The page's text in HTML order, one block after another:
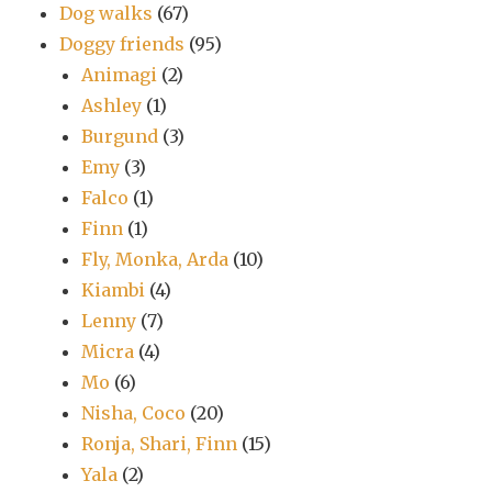
Dog walks (67)
Doggy friends (95)
Animagi (2)
Ashley (1)
Burgund (3)
Emy (3)
Falco (1)
Finn (1)
Fly, Monka, Arda (10)
Kiambi (4)
Lenny (7)
Micra (4)
Mo (6)
Nisha, Coco (20)
Ronja, Shari, Finn (15)
Yala (2)